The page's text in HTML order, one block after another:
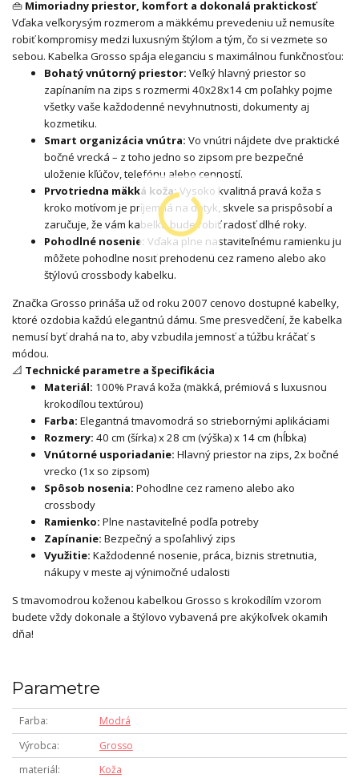
👜 Mimoriadny priestor, komfort a dokonalá praktickosť
Vďaka veľkorysým rozmerom a mäkkému prevedeniu už nemusíte
robiť kompromisy medzi luxusným štýlom a tým, čo si vezmete so
sebou. Kabelka Grosso spája eleganciu s maximálnou funkčnosťou:
Bohatý vnútorný priestor: Veľký hlavný priestor so
zapínaním na zips s rozmermi 40x28x14 cm poľahky pojme
všetky vaše každodenné nevyhnutnosti, dokumenty aj
kozmetiku.
Smart organizácia vnútra: Vo vnútri nájdete dve praktické
bočné vrecká – z toho jedno so zipsom pre bezpečné
uloženie kľúčov, telefónu alebo cenností.
Prvotriedna mäkká koža:Vysoko kvalitná pravá koža s
kroko motívom je príjemná na dotyk, skvele sa prispôsobí a
zaručuje, že vám kabelka bude robiť radosť dlhé roky.
Pohodlné nosenie: Vďaka plne nastaviteľnému ramienku ju
môžete pohodlne nosiť prehodenú cez rameno alebo ako
štýlovú crossbody kabelku.
Značka Grosso prináša už od roku 2007 cenovo dostupné kabelky,
ktoré ozdobia každú elegantnú dámu. Sme presvedčení, že kabelka
nemusí byť drahá na to, aby vzbudila jemnosť a túžbu kráčať s
módou.
📐 Technické parametre a špecifikácia
Materiál: 100% Pravá koža (mäkká, prémiová s luxusnou
krokodílou textúrou)
Farba: Elegantná tmavomodrá so striebornými aplikáciami
Rozmery: 40 cm (šírka) x 28 cm (výška) x 14 cm (hĺbka)
Vnútorné usporiadanie: Hlavný priestor na zips, 2x bočné
vrecko (1x so zipsom)
Spôsob nosenia: Pohodlne cez rameno alebo ako
crossbody
Ramienko: Plne nastaviteľné podľa potreby
Zapínanie: Bezpečný a spoľahlivý zips
Využitie: Každodenné nosenie, práca, biznis stretnutia,
nákupy v meste aj výnimočné udalosti
S tmavomodrou koženou kabelkou Grosso s krokodílím vzorom
budete vždy dokonale a štýlovo vybavená pre akýkoľvek okamih
dňa!
Parametre
Farba
Modrá
Výrobca
Grosso
materiál
Koža